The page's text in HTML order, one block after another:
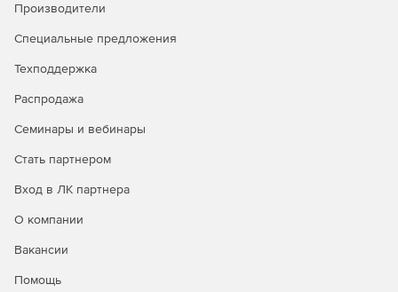
Производители
Специальные предложения
Техподдержка
Распродажа
Семинары и вебинары
Стать партнером
Вход в ЛК партнера
О компании
Вакансии
Помощь